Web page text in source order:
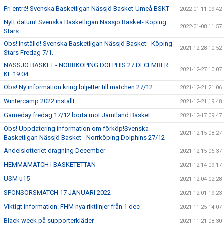
Fri entré! Svenska Basketligan Nässjö Basket-Umeå BSKT 2022-01-11 09:42
Nytt datum! Svenska Basketligan Nässjö Basket- Köping
Stars
2022-01-08 11:57
Obs! Inställd! Svenska Basketligan Nässjö Basket - Köping
Stars Fredag 7/1.
2021-12-28 10:52
NÄSSJÖ BASKET - NORRKÖPING DOLPHIS 27 DECEMBER
KL 19.04
2021-12-27 10:07
Obs! Ny information kring biljetter till matchen 27/12. 2021-12-21 21:06
Wintercamp 2022 inställt 2021-12-21 19:48
Gameday fredag 17/12 borta mot Jämtland Basket 2021-12-17 09:47
Obs! Uppdatering information om förköp!Svenska
Basketligan Nässjö Basket - Norrköping Dolphins 27/12
2021-12-15 08:27
Andelslotteriet dragning December 2021-12-15 06:37
HEMMAMATCH I BASKETETTAN 2021-12-14 09:17
USM u15 2021-12-04 02:28
SPONSORSMATCH 17 JANUARI 2022 2021-12-01 19:23
Viktigt information: FHM nya riktlinjer från 1 dec 2021-11-25 14:07
Black week på supporterkläder 2021-11-21 08:30